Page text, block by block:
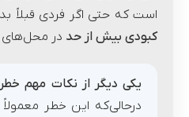
است که حتی اگر فردی قبلاً
کبودی بیش از حد در
یکی دیگر از نکات مهم
درحالی‌که این خطر